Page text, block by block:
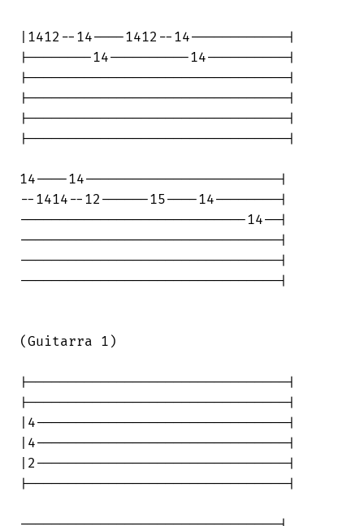
|1412--14----1412--14------------|
|--------14----------14----------|
|--------------------------------|
|--------------------------------|
|--------------------------------|
|--------------------------------|
14----14------------------------|
--1414--12------15----14--------|
----------------------------14--|
--------------------------------|
--------------------------------|
--------------------------------|
(Guitarra 1)
|--------------------------------|
|--------------------------------|
|4-------------------------------|
|4-------------------------------|
|2-------------------------------|
|--------------------------------|